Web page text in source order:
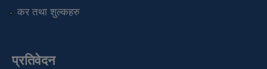
कर तथा शुल्कहरु
प्रतिवेदन